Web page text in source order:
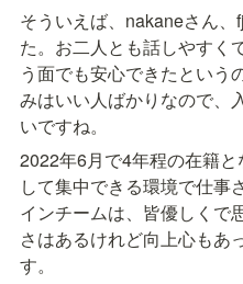
そういえば、nakaneさん
た。お二人とも話しやすく
う面でも安心できたという
みはいい人ばかりなので、
いですね。
2022年6月で4年程の在籍
して集中できる環境で仕事
インチームは、皆優しくで
さはあるけれど向上心もあ
す。